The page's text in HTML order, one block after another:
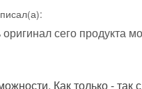
сего продукта
Как только - так